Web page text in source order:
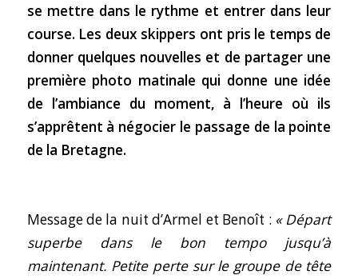
se mettre dans le rythme et entrer dans leur
course. Les deux skippers ont pris le temps de
donner quelques nouvelles et de partager une
première photo matinale qui donne une idée
de l’ambiance du moment, à l’heure où ils
s’apprêtent à négocier le passage de la pointe
de la Bretagne.
Message de la nuit d’Armel et Benoît : « Départ
superbe dans le bon tempo jusqu’à
maintenant. Petite perte sur le groupe de tête